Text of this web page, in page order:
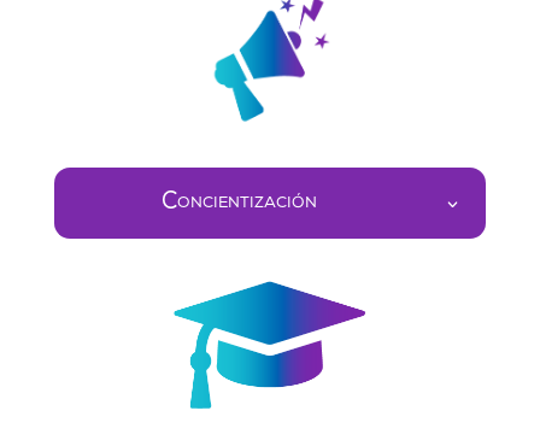
Concientización